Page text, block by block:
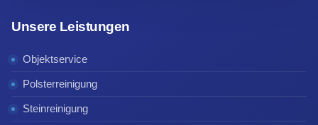
Unsere Leistungen
Objektservice
Polsterreinigung
Steinreinigung